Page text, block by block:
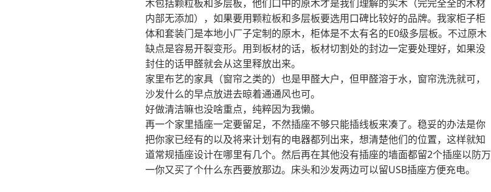
木包括颗粒板和多层板，他们口中的原木才是我们理解的实木（完完全全的木材
内部无添加），如果要用颗粒板和多层板要选用口碑比较好的品牌。我家柜子柜
体和套装门是本地小厂子定制的原木，柜体是不太有名的E0级多层板。不过原木
缺点是容易开裂变形。用到板材的话，板材切割处的封边一定要处理好，如果没
封住的话甲醛就会从这里释放出来。
家里布艺的家具（窗帘之类的）也是甲醛大户，但甲醛溶于水，窗帘洗洗就可，
沙发什么的早点放进去晾着通通风也可。
好做清洁嘛也没啥重点，纯粹因为我懒。
再一个家里插座一定要留足，不然插座不够只能插线板来凑了。稳妥的办法是你
把你家已经有的以及将来计划有的电器都列出来，想清楚他们的位置，这样就知
道常规插座设计在哪里有几个。然后再在其他没有插座的墙面都留2个插座以防万
一你又买了个什么东西要放那边。床头和沙发两边可以留USB插座方便充电。